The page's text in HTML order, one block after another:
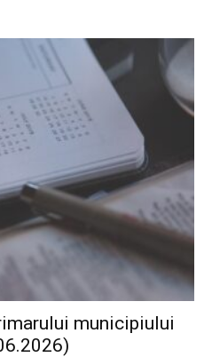
municipiului